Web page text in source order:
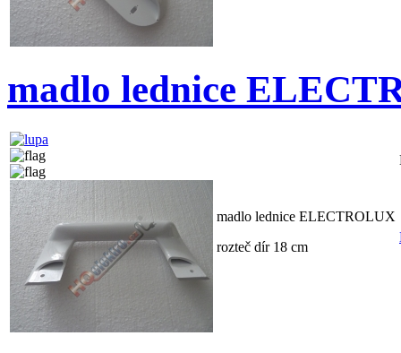
madlo lednice
madlo lednice ELECTROLUX
rozteč dír 18 cm